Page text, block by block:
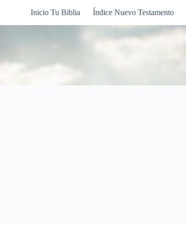
Inicio Tu Biblia Índice Nuevo Testamento